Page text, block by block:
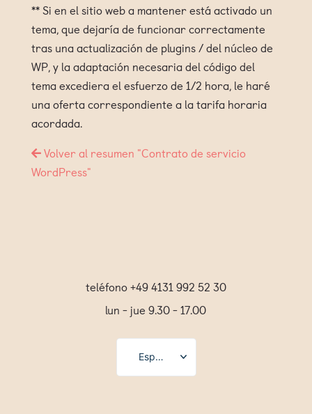
** Si en el sitio web a mantener está activado un
tema, que dejaría de funcionar correctamente
tras una actualización de plugins / del núcleo de
WP, y la adaptación necesaria del código del
tema excediera el esfuerzo de 1/2 hora, le haré
una oferta correspondiente a la tarifa horaria
acordada.
Volver al resumen "Contrato de servicio
WordPress"
teléfono +49 4131 992 52 30
lun - jue 9.30 - 17.00
Español